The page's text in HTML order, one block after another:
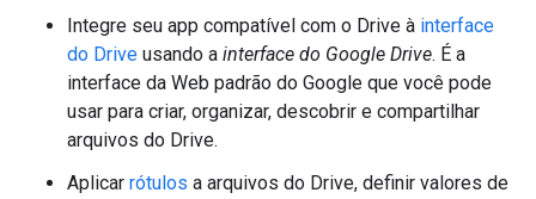
Integre seu app compatível com o Drive à interface
do Drive usando a interface do Google Drive. É a
interface da Web padrão do Google que você pode
usar para criar, organizar, descobrir e compartilhar
arquivos do Drive.
Aplicar rótulos a arquivos do Drive, definir valores de